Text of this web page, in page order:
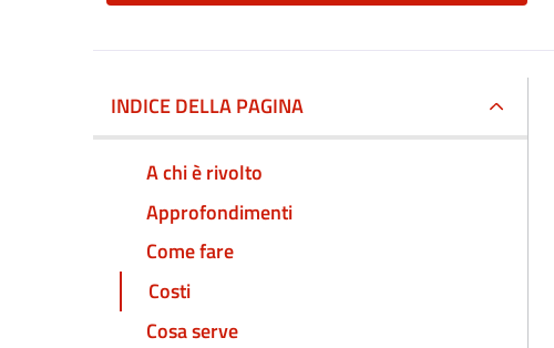
INDICE DELLA PAGINA
A chi è rivolto
Approfondimenti
Come fare
Costi
Cosa serve